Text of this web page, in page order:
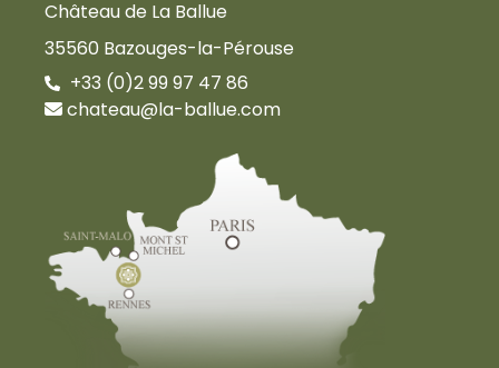
Château de La Ballue
35560 Bazouges-la-Pérouse
+33 (0)2 99 97 47 86
chateau@la-ballue.com